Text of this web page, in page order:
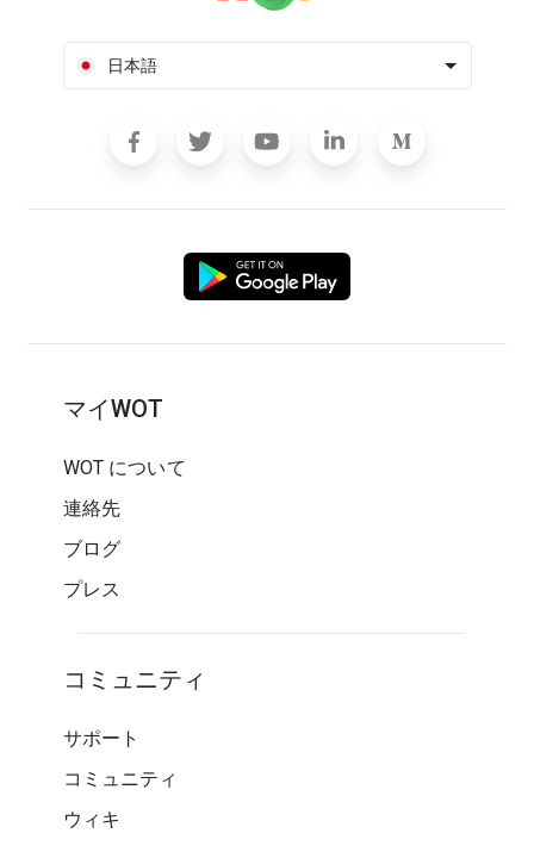
日本語
マイWOT
WOT について
連絡先
ブログ
プレス
コミュニティ
サポート
コミュニティ
ウィキ